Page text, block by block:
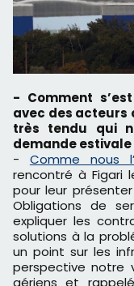
- Comment s’est passée cette réunion à Figari
avec des acteurs
très tendu qui
demande estivale
- Comme nous
rencontré à Figari
pour leur
Obligations de
expliquer les
solutions à la
un point sur les
perspective notre
aériens et